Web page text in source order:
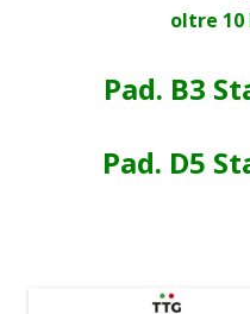
oltre 10
Pad. B3
Pad. D5